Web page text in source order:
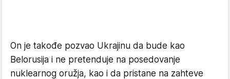
On je takođe pozvao Ukrajinu da bude kao
Belorusija i ne pretenduje na posedovanje
nuklearnog oružja, kao i da pristane na zahteve